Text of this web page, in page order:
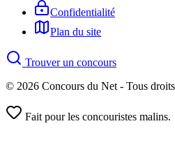
Confidentialité
Plan du site
Trouver un concours
© 2026 Concours du Net - Tous droits
Fait pour les concouristes malins.